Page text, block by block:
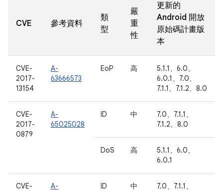
CVE 參考資料
類
型
嚴
重
性
更新的
Android 開放
原始碼計畫版
本
CVE-
2017-
13154
A-
63666573
EoP 高
5.1.1、6.0、
6.0.1、7.0、
7.1.1、7.1.2、8.0
CVE-
2017-
0879
A-
65025028
ID 中
7.0、7.1.1、
7.1.2、8.0
DoS 高
5.1.1、6.0、
6.0.1
CVE-
A-
ID 中
7.0、7.1.1、